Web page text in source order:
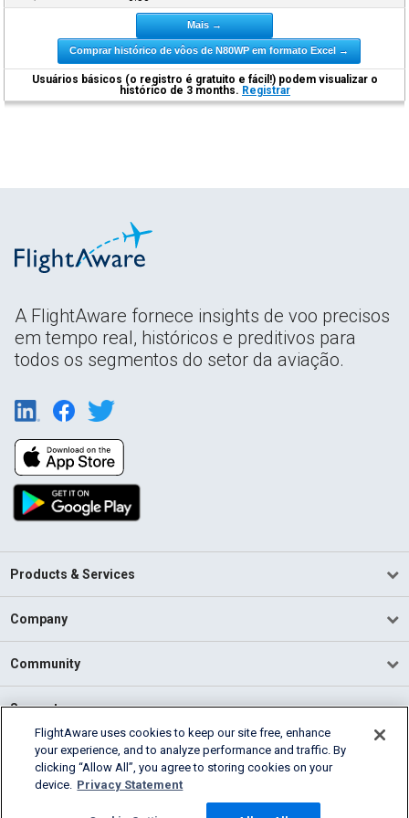
Mais →
Comprar histórico de vôos de N80WP em formato Excel →
Usuários básicos (o registro é gratuito e fácil!) podem visualizar o
histórico de 3 months. Registrar
A FlightAware fornece insights de voo precisos
em tempo real, históricos e preditivos para
todos os segmentos do setor da aviação.
Products & Services
Company
Community
Support
English (USA)
2026 FlightAware
Cookie Settings
FlightAware uses cookies to keep our site free, enhance
your experience, and to analyze performance and traffic. By
clicking “Allow All”, you agree to storing cookies on your
device. Privacy Statement